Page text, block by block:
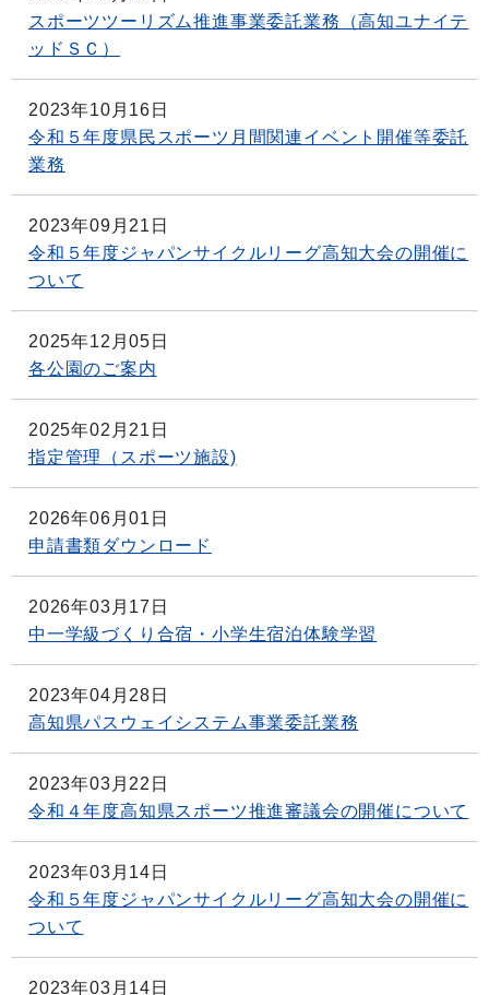
スポーツツーリズム推進事業委託業務（高知ユナイテ
ッドＳＣ）
2023年10月16日
令和５年度県民スポーツ月間関連イベント開催等委託
業務
2023年09月21日
令和５年度ジャパンサイクルリーグ高知大会の開催に
ついて
2025年12月05日
各公園のご案内
2025年02月21日
指定管理（スポーツ施設)
2026年06月01日
申請書類ダウンロード
2026年03月17日
中一学級づくり合宿・小学生宿泊体験学習
2023年04月28日
高知県パスウェイシステム事業委託業務
2023年03月22日
令和４年度高知県スポーツ推進審議会の開催について
2023年03月14日
令和５年度ジャパンサイクルリーグ高知大会の開催に
ついて
2023年03月14日